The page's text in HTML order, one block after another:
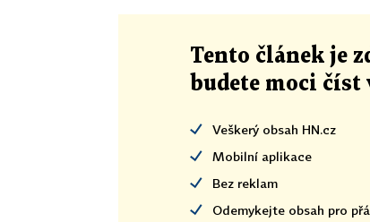
Tento článek je
budete moci číst
Veškerý obsah HN.cz
Mobilní aplikace
Bez reklam
Odemykejte obsah pro